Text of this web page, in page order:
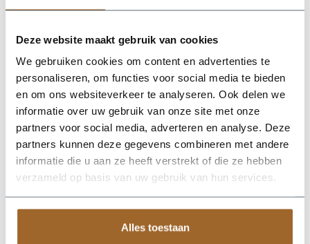
Deze website maakt gebruik van cookies
We gebruiken cookies om content en advertenties te
personaliseren, om functies voor social media te bieden
en om ons websiteverkeer te analyseren. Ook delen we
informatie over uw gebruik van onze site met onze
partners voor social media, adverteren en analyse. Deze
partners kunnen deze gegevens combineren met andere
informatie die u aan ze heeft verstrekt of die ze hebben
verzameld op basis van uw gebruik van hun services.
Alles toestaan
Plantenbak RAL 7022 Ombergrijs
Plantenbak RAL 7006 Beigegrijs
Plantenbak RAL 6013 Rietgroen
Plantenbak RAL 7031 Blauwgrijs
Plantenbak RAL 8004 Koperbruin
Plantenbak RAL 8019 Grijsbruin
Plantenbak RAL 8024 Beigebruin
Plantenbak RAL 1014 Ivoorkleurig
Plantenbak RAL 1019 Grijsbeige
Plantenbak RAL 3007 Zwartrood
Plantenbak RAL 3015 Lichtroze
Plantenbak RAL 4004 Bordeauxpaars
Plantenbak RAL 6004 Blauwgroen
Plantenbak RAL 6021 Bleekgroen
Plantenbak RAL 7030 Steengrijs